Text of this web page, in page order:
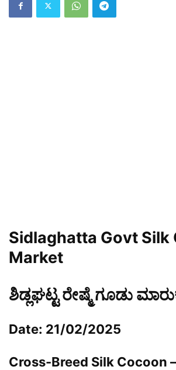
Sidlaghatta Govt Silk
Market
ಶಿಡ್ಲಘಟ್ಟ ರೇಷ್ಮೆ ಗೂಡು
Date: 21/02/2025
Cross-Breed Silk Cocoon